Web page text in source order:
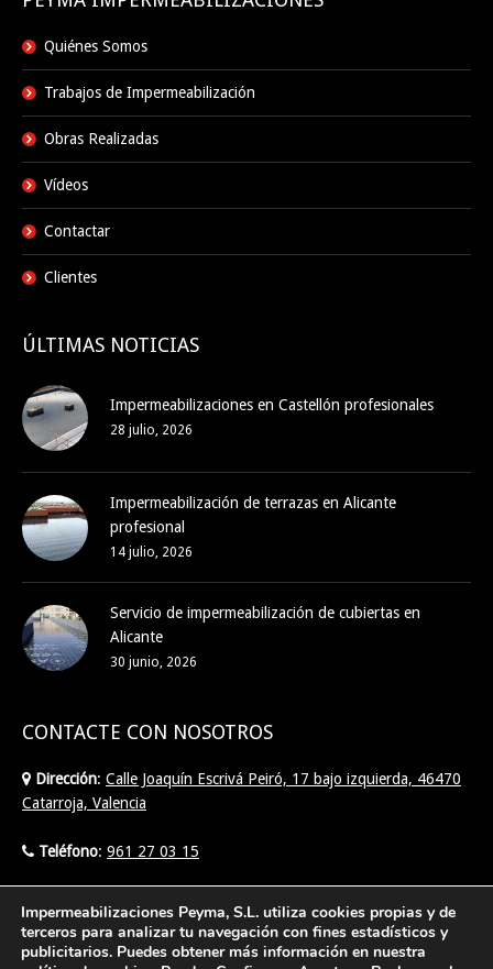
Quiénes Somos
Trabajos de Impermeabilización
Obras Realizadas
Vídeos
Contactar
Clientes
ÚLTIMAS NOTICIAS
Impermeabilizaciones en Castellón profesionales
28 julio, 2026
Impermeabilización de terrazas en Alicante
profesional
14 julio, 2026
Servicio de impermeabilización de cubiertas en
Alicante
30 junio, 2026
CONTACTE CON NOSOTROS
Dirección: Calle Joaquín Escrivá Peiró, 17 bajo izquierda, 46470
Catarroja, Valencia
Teléfono: 961 27 03 15
Find us on:
Impermeabilizaciones Peyma, S.L. utiliza cookies propias y de
terceros para analizar tu navegación con fines estadísticos y
publicitarios. Puedes obtener más información en nuestra